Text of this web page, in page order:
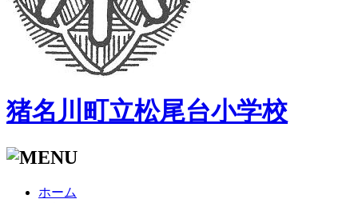
猪名川町立松尾台小学校
ホーム